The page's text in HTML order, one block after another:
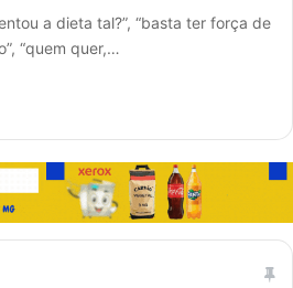
a dieta tal?”, “basta ter força de
“quem quer,…